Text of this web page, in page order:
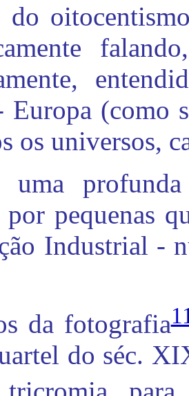
do
Europa (como
os universos,
uma
pequenas
Industrial -
da fotografia
do séc.